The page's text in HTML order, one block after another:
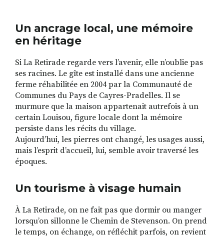
Un ancrage local, une mémoire
en héritage
Si La Retirade regarde vers l’avenir, elle n’oublie pas
ses racines. Le gîte est installé dans une ancienne
ferme réhabilitée en 2004 par la Communauté de
Communes du Pays de Cayres-Pradelles. Il se
murmure que la maison appartenait autrefois à un
certain Louisou, figure locale dont la mémoire
persiste dans les récits du village.
Aujourd’hui, les pierres ont changé, les usages aussi,
mais l’esprit d’accueil, lui, semble avoir traversé les
époques.
Un tourisme à visage humain
À La Retirade, on ne fait pas que dormir ou manger
lorsqu’on sillonne le Chemin de Stevenson. On prend
le temps, on échange, on réfléchit parfois, on revient